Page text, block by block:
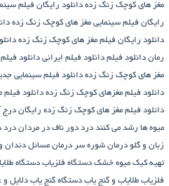
مغز های کوچک زنگ زده دانلود رایگان فیلم
رایگان فیلم سینمایی مغز های کوچک زنگ زده
دانلود رایگان فیلم مغز های کوچک زنگ زده
رمان دانلود فیلم دانلود فیلم ایرانی دانلود
مغز های کوچک زنگ زده دانلود فیلم سینمایی
دانلود فیلم مغزهای کوچک زنگ زده دانلود
دانلود فیلم مغز های کوچک زنگ زده رایگان درج
میوه ها رشد می کنند درد دور ناف در مردان درد
زبان و گلو درمان شوره سر درمان مسائل دندان
تهیه کیک میوه خشک دستگاه فلزیاب دستگاه‌
فلزیاب طلایاب و گنج‌ یاب دستگاه‌ گنج‌ یاب دلایل و